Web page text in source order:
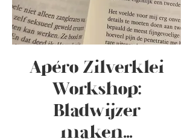
Apéro Zilverklei
Workshop:
Bladwijzer
maken...